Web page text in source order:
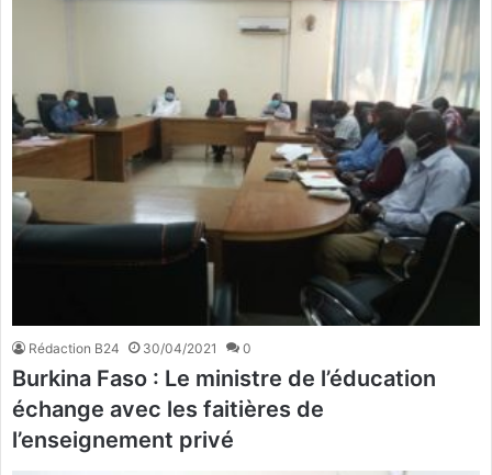
Rédaction B24 30/04/2021 0
Burkina Faso : Le ministre de l’éducation
échange avec les faitières de
l’enseignement privé